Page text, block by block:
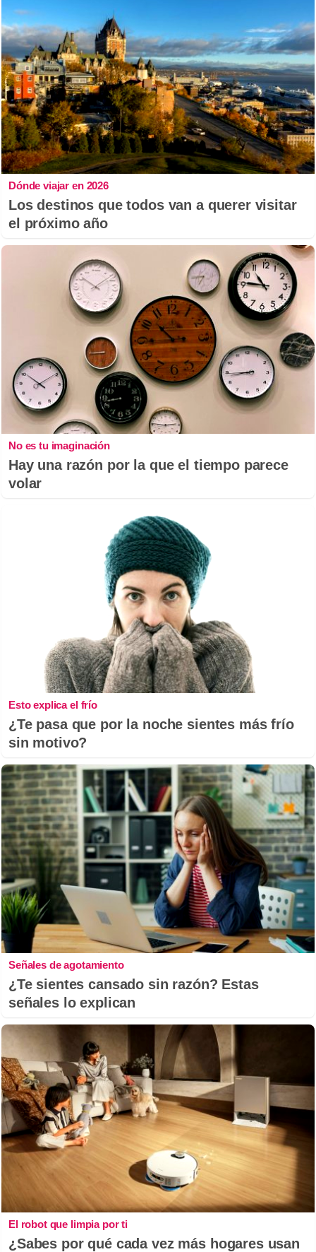
Dónde viajar en 2026
Los destinos que todos van a querer visitar
el próximo año
No es tu imaginación
Hay una razón por la que el tiempo parece
volar
Esto explica el frío
¿Te pasa que por la noche sientes más frío
sin motivo?
Señales de agotamiento
¿Te sientes cansado sin razón? Estas
señales lo explican
El robot que limpia por ti
¿Sabes por qué cada vez más hogares usan